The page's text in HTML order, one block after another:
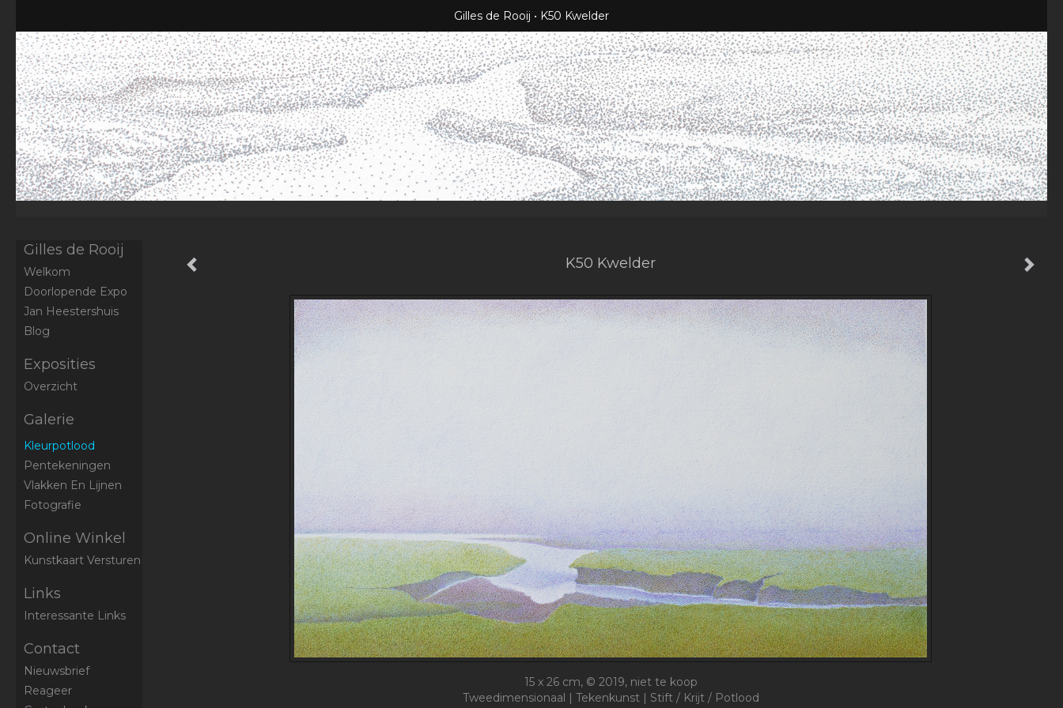
Gilles de Rooij K50 Kwelder
K50 Kwelder
15 x 26 cm, © 2019, niet te koop
Tweedimensionaal | Tekenkunst | Stift / Krijt / Potlood
Gilles de Rooij
Welkom
Doorlopende Expo
Jan Heestershuis
Blog
Exposities
Overzicht
Galerie
Kleurpotlood
Pentekeningen
Vlakken En Lijnen
Fotografie
Online Winkel
Kunstkaart Versturen
Links
Interessante Links
Contact
Nieuwsbrief
Reageer